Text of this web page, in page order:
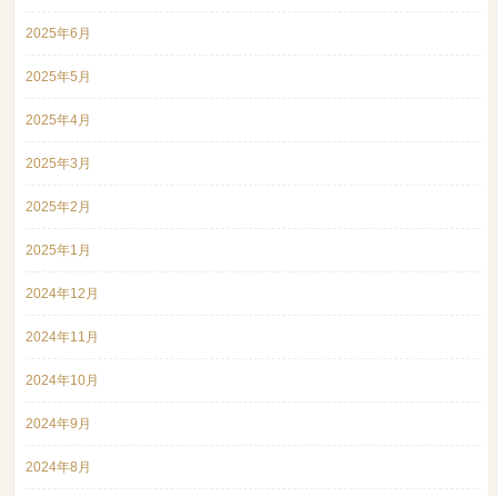
2025年6月
2025年5月
2025年4月
2025年3月
2025年2月
2025年1月
2024年12月
2024年11月
2024年10月
2024年9月
2024年8月